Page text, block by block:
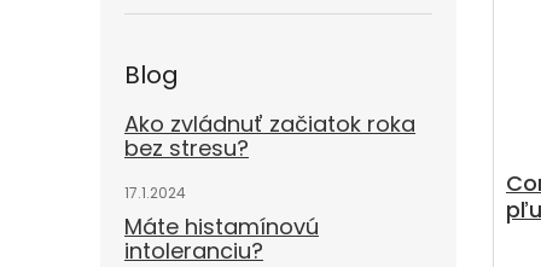
Blog
Ako zvládnuť začiatok roka
bez stresu?
17.1.2024
Máte histamínovú
intoleranciu?